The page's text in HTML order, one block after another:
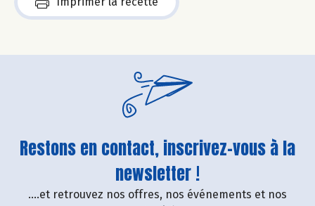
Restons en contact, inscrivez-vous à la
newsletter !
....et retrouvez nos offres, nos événements et nos